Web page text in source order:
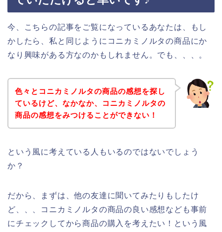
今、こちらの記事をご覧になっているあなたは、もし
かしたら、私と同じようにコニカミノルタの商品にか
なり興味がある方なのかもしれません。でも、、、。
色々とコニカミノルタの商品の感想を探し
ているけど、なかなか、コニカミノルタの
商品の感想をみつけることができない！
という風に考えている人もいるのではないでしょう
か？
だから、まずは、他の友達に聞いてみたりもしたけ
ど、、、コニカミノルタの商品の良い感想なども事前
にチェックしてから商品の購入を考えたい！という風